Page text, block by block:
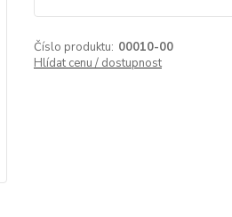
Číslo produktu: 00010-00
Hlídat cenu / dostupnost